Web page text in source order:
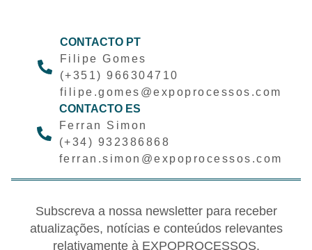
CONTACTO PT
Filipe Gomes
(+351) 966304710
filipe.gomes@expoprocessos.com
CONTACTO ES
Ferran Simon
(+34) 932386868
ferran.simon@expoprocessos.com
Subscreva a nossa newsletter para receber
atualizações, notícias e conteúdos relevantes
relativamente à EXPOPROCESSOS.